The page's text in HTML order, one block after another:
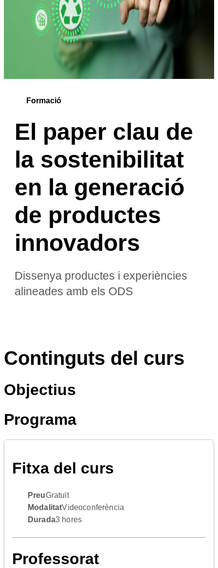
Formació
El paper clau de
la sostenibilitat
en la generació
de productes
innovadors
Dissenya productes i experiències
alineades amb els ODS
Continguts del curs
Objectius
Programa
Fitxa del curs
PreuGratuït
ModalitatVideoconferència
Durada3 hores
Professorat